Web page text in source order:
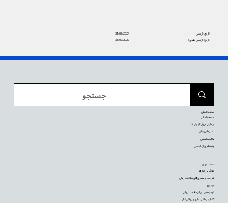
31/07/2024
تاریخ بازبینی:
31/07/2027
تاریخ بازبینی بعدی:
سلامت روان
علائم و رفتارها
شرایط و بیماری‌های سلامت روان
خودیاری
توصیه‌‌هایی برای سلامت روان
گفتار درمانی، دارو و روانپزشکی
صفحه اصلی
صفحه اصلی
بیماری عروق کرونر قلب
عمل‌های زیبایی
واکسیناسیون
پیشگیری از بارداری